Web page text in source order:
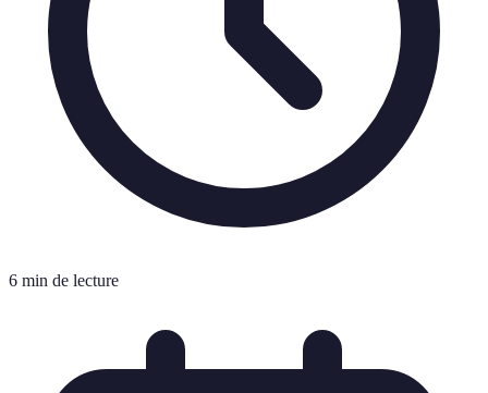
6 min de lecture